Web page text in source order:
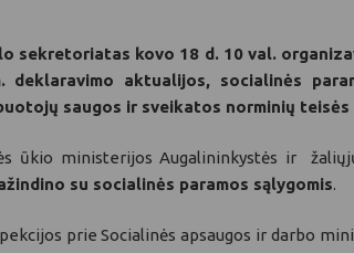
sekretoriatas kovo 18 d. 10 val.
deklaravimo aktualijos, socialinės
saugos ir sveikatos norminių
ūkio ministerijos Augalininkystės ir
su socialinės paramos sąlygomis.
prie Socialinės apsaugos ir darbo